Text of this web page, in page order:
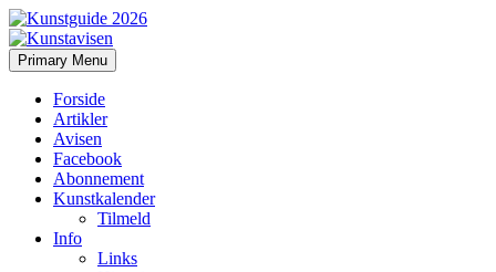
Kunstavisen
Search
Primary Menu Skip
to
Forside
Artikler
Avisen
Facebook
Abonnement
Kunstkalender
Tilmeld
Info
Links